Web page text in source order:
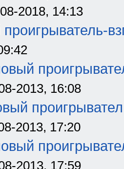
2018, 14:13
2013, 16:08
2013, 17:20
2013, 17:59